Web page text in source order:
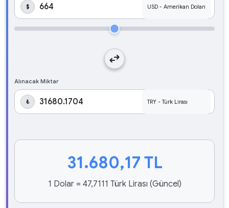
$
swap_horiz
Alınacak Miktar
₺
31.680,17 TL
1 Dolar = 47,7111 Türk Lirası (Güncel)